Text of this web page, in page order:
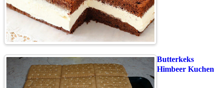
Butterkeks
Himbeer Kuchen